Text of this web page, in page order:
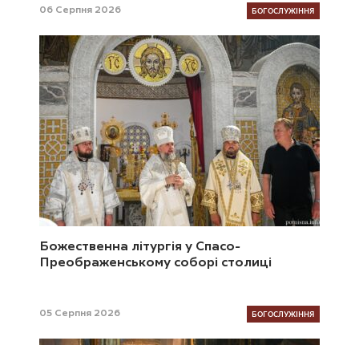
06 Серпня 2026 БОГОСЛУЖІННЯ
Божественна літургія у Спасо-
Преображенському соборі столиці
05 Серпня 2026 БОГОСЛУЖІННЯ